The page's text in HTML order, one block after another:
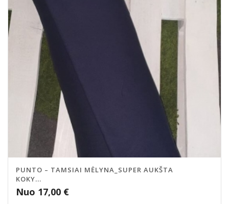
PUNTO – TAMSIAI MĖLYNA_SUPER AUKŠTA
KOKY...
Nuo 17,00 €